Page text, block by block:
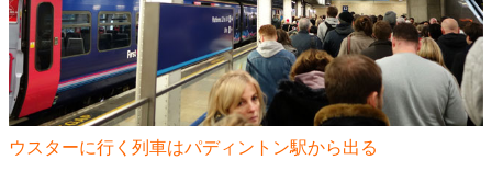
ウスターに行く列車はパディントン駅から出る